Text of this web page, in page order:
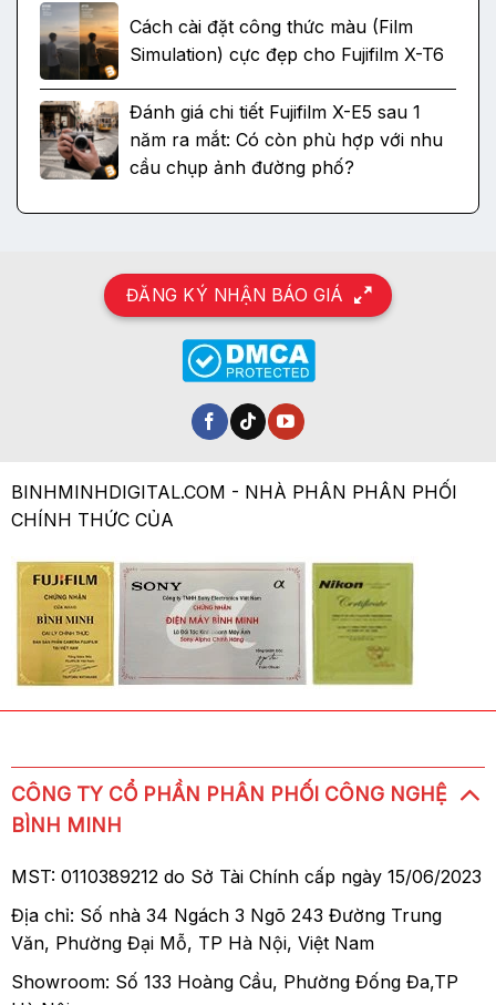
Cách cài đặt công thức màu (Film
Simulation) cực đẹp cho Fujifilm X-T6
Đánh giá chi tiết Fujifilm X-E5 sau 1
năm ra mắt: Có còn phù hợp với nhu
cầu chụp ảnh đường phố?
ĐĂNG KÝ NHẬN BÁO GIÁ
BINHMINHDIGITAL.COM - NHÀ PHÂN PHÂN PHỐI
CHÍNH THỨC CỦA
CÔNG TY CỔ PHẦN PHÂN PHỐI CÔNG NGHỆ
BÌNH MINH
MST: 0110389212 do Sở Tài Chính cấp ngày 15/06/2023
Địa chỉ: Số nhà 34 Ngách 3 Ngõ 243 Đường Trung
Văn, Phường Đại Mỗ, TP Hà Nội, Việt Nam
Showroom: Số 133 Hoàng Cầu, Phường Đống Đa,TP